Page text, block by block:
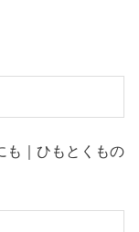
も｜ひもとくもの